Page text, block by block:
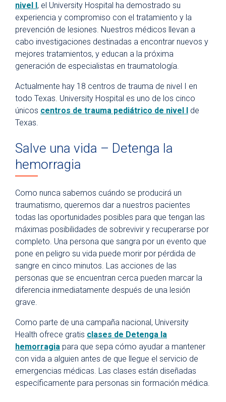
nivel I, el University Hospital ha demostrado su
experiencia y compromiso con el tratamiento y la
prevención de lesiones. Nuestros médicos llevan a
cabo investigaciones destinadas a encontrar nuevos y
mejores tratamientos, y educan a la próxima
generación de especialistas en traumatología.
Actualmente hay 18 centros de trauma de nivel I en
todo Texas. University Hospital es uno de los cinco
únicos centros de trauma pediátrico de nivel I de
Texas.
Salve una vida – Detenga la
hemorragia
Como nunca sabemos cuándo se producirá un
traumatismo, queremos dar a nuestros pacientes
todas las oportunidades posibles para que tengan las
máximas posibilidades de sobrevivir y recuperarse por
completo. Una persona que sangra por un evento que
pone en peligro su vida puede morir por pérdida de
sangre en cinco minutos. Las acciones de las
personas que se encuentran cerca pueden marcar la
diferencia inmediatamente después de una lesión
grave.
Como parte de una campaña nacional, University
Health ofrece gratis clases de Detenga la
hemorragia para que sepa cómo ayudar a mantener
con vida a alguien antes de que llegue el servicio de
emergencias médicas. Las clases están diseñadas
específicamente para personas sin formación médica.